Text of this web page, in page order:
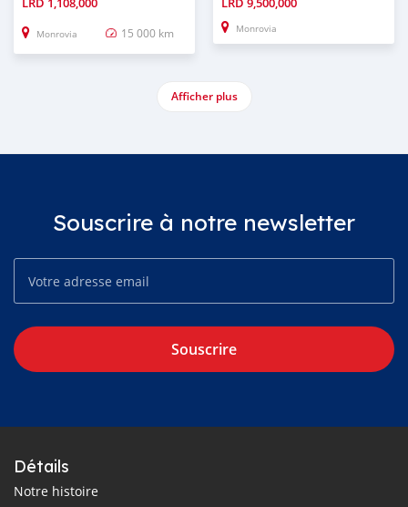
Monrovia 15 000 km Monrovia
Afficher plus
Souscrire à notre newsletter
Souscrire
Détails
Notre histoire